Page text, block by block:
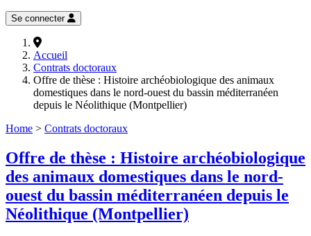
Se connecter
Accueil
Contrats doctoraux
Offre de thèse : Histoire archéobiologique des animaux
domestiques dans le nord-ouest du bassin méditerranéen
depuis le Néolithique (Montpellier)
Home > Contrats doctoraux
Offre de thèse : Histoire archéobiologique
des animaux domestiques dans le nord-
ouest du bassin méditerranéen depuis le
Néolithique (Montpellier)